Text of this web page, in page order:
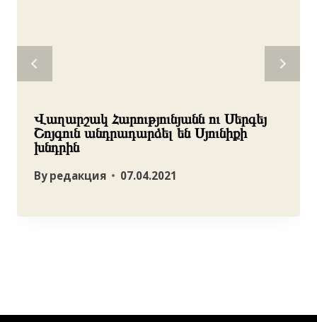
Վաղարշակ Հարությունյանն ու Սերգեյ
Շոյգուն անդրադարձել են Սյունիքի
խնդրին
By редакция 07.04.2021